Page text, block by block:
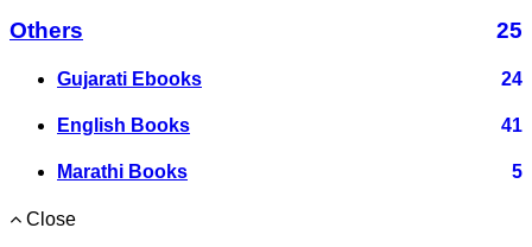
Others 25
Gujarati Ebooks 24
English Books 41
Marathi Books 5
Close